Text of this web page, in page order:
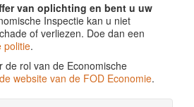
van oplichting en bent u uw
Inspectie kan u niet
of verliezen. Doe dan een
politie.
de rol van de Economische
de website van de FOD Economie.